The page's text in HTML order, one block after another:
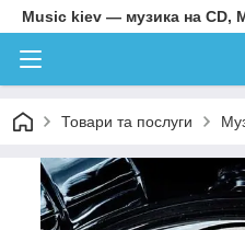
Music kiev — музика на CD,
Товари та послуги